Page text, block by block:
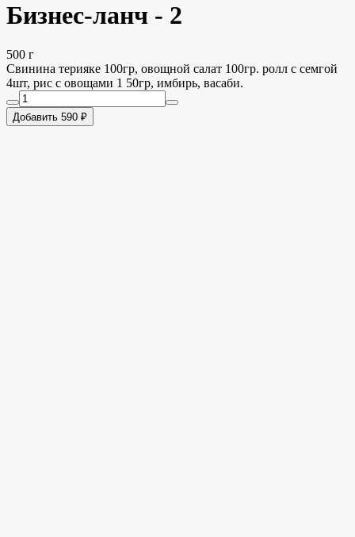
Бизнес-ланч - 2
500 г
Свинина терияке 100гр, овощной салат 100гр. ролл с семгой
4шт, рис с овощами 1 50гр, имбирь, васаби.
Добавить 590 ₽